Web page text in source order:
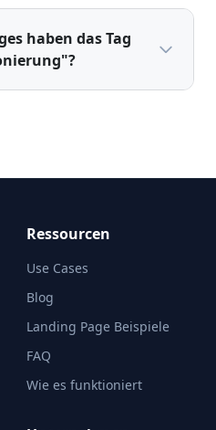
haben das Tag
Ressourcen
Use Cases
Blog
Landing Page Beispiele
FAQ
Wie es funktioniert